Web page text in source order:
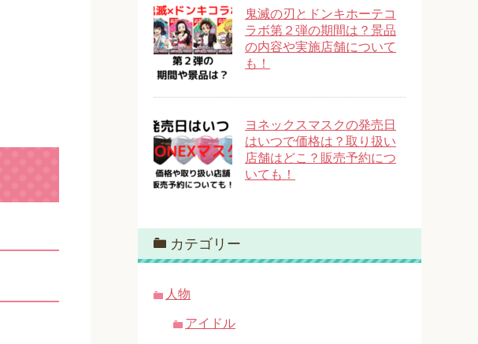
鬼滅の刃とドンキホーテコ
ラボ第２弾の期間は？景品
の内容や実施店舗について
も！
ヨネックスマスクの発売日
はいつで価格は？取り扱い
店舗はどこ？販売予約につ
いても！
カテゴリー
人物
アイドル